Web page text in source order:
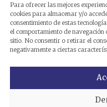
Para ofrecer las mejores
cookies para almacenar y/o
consentimiento de estas
el comportamiento de navegación
sitio. No consentir o retirar el
negativamente a ciertas